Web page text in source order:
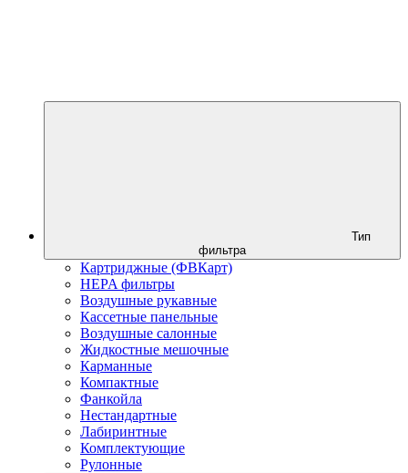
фильтра
Картриджные (ФВКарт)
HEPA фильтры
Воздушные рукавные
Кассетные панельные
Воздушные салонные
Жидкостные мешочные
Карманные
Компактные
Фанкойла
Нестандартные
Лабиринтные
Комплектующие
Рулонные